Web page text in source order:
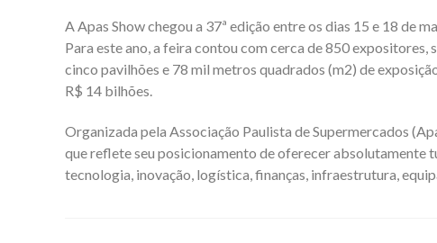
A Apas Show chegou a 37ª edição entre os dias 15 e 18 de
Para este ano, a feira contou com cerca de 850
cinco pavilhões e 78 mil metros quadrados (m2) de
R$ 14 bilhões.
Organizada pela Associação Paulista de Supermercados
que reflete seu posicionamento de oferecer absolutamente
tecnologia, inovação, logística, finanças, infraestrutura,